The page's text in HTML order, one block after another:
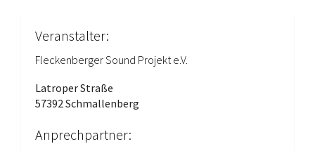
Veranstalter:
Fleckenberger Sound Projekt e.V.
Latroper Straße
57392 Schmallenberg
Anprechpartner: